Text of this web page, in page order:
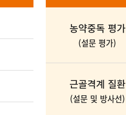
농약중독 평가
(설문 평가)
근골격계 질환
(설문 및 방사선)